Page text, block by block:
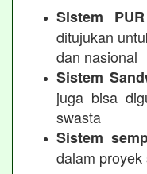
Sistem
ditujukan
dan nasional
Sistem
juga bisa
swasta
Sistem
dalam